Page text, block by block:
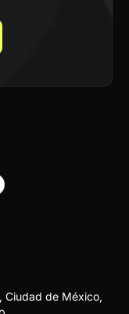
Ciudad de México,